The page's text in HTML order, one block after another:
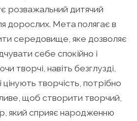
розважальний дитячий
дорослих. Мета полягає в
середовище, яке дозволяє
себе спокійно і
творчі, навіть безглузді,
цінують творчість, потрібно
щоб створити творчий,
який сприяє народженню